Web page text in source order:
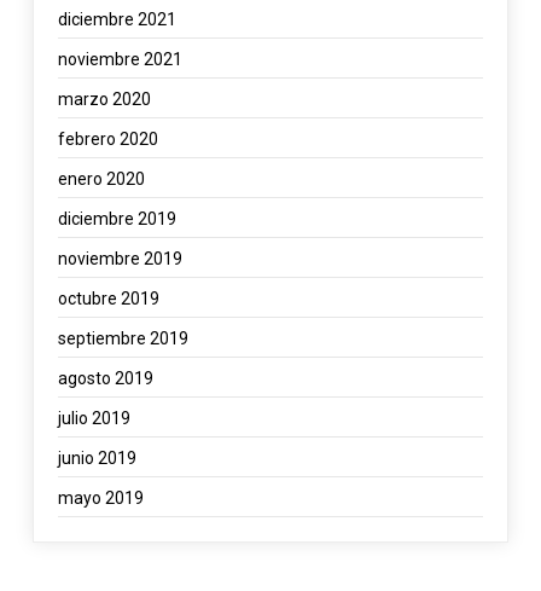
diciembre 2021
noviembre 2021
marzo 2020
febrero 2020
enero 2020
diciembre 2019
noviembre 2019
octubre 2019
septiembre 2019
agosto 2019
julio 2019
junio 2019
mayo 2019